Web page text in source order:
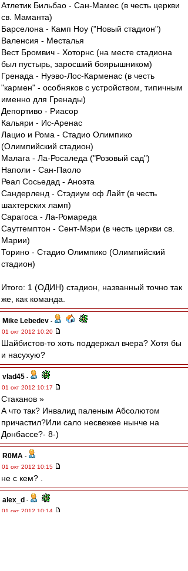
Атлетик Бильбао - Сан-Мамес (в честь церкви
св. Маманта)
Барселона - Камп Ноу ("Новый стадион")
Валенсия - Месталья
Вест Бромвич - Хоторнс (на месте стадиона
был пустырь, заросший боярышником)
Гренада - Нуэво-Лос-Карменас (в честь
"кармен" - особняков с устройством, типичным
именно для Гренады)
Депортиво - Риасор
Кальяри - Ис-Аренас
Лацио и Рома - Стадио Олимпико
(Олимпийский стадион)
Малага - Ла-Росаледа ("Розовый сад")
Наполи - Сан-Паоло
Реал Сосьедад - Аноэта
Сандерленд - Стэдиум оф Лайт (в честь
шахтерских ламп)
Сарагоса - Ла-Ромареда
Саутгемптон - Сент-Мэри (в честь церкви св.
Марии)
Торино - Стадио Олимпико (Олимпийский
стадион)
Итого: 1 (ОДИН) стадион, названный точно так
же, как команда.
Mike Lebedev -
01 окт 2012 10:20
Шайбистов-то хоть поддержал вчера? Хотя бы
и насухую?
vlad45 -
01 окт 2012 10:17
Cтаканов »
А что так? Инвалид паленым Абсолютом
причастил?Или сало несвежее нынче на
Донбассе?- 8-)
R0MA -
01 окт 2012 10:15
не с кем? .
alex_d -
01 окт 2012 10:14